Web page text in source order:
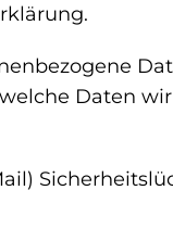
Daten